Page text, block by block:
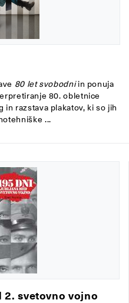
80 let svobodni in ponuja
80. obletnice
in razstava plakatov, ki so jih
...
svetovno vojno